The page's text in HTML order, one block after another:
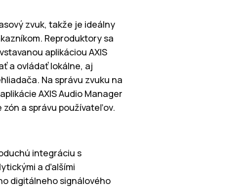
zvuk, takže je ideálny
Reproduktory sa
aplikáciou AXIS
a ovládať lokálne, aj
Na správu zvuku na
AXIS Audio Manager
a správu používateľov.
integráciu s
a ďalšími
digitálneho signálového